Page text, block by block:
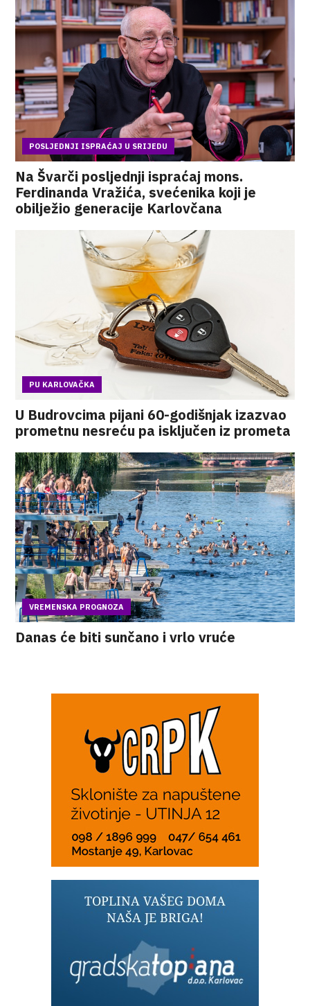
POSLJEDNJI ISPRAĆAJ U SRIJEDU
Na Švarči posljednji ispraćaj mons.
Ferdinanda Vražića, svećenika koji je
obilježio generacije Karlovčana
PU KARLOVAČKA
U Budrovcima pijani 60-godišnjak izazvao
prometnu nesreću pa isključen iz prometa
VREMENSKA PROGNOZA
Danas će biti sunčano i vrlo vruće